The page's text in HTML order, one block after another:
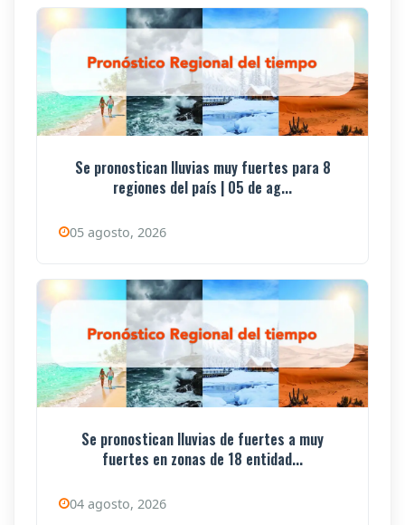
Se pronostican lluvias muy fuertes para 8
regiones del país | 05 de ag...
05 agosto, 2026
Se pronostican lluvias de fuertes a muy
fuertes en zonas de 18 entidad...
04 agosto, 2026